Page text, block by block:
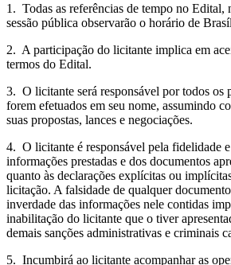
1. Todas as referências de tempo no Edital,
sessão pública observarão o horário de
2. A participação do licitante implica em
termos do Edital.
3. O licitante será responsável por todos os
forem efetuados em seu nome, assumindo
suas propostas, lances e negociações.
4. O licitante é responsável pela fidelidade
informações prestadas e dos documentos
quanto às declarações explícitas ou
licitação. A falsidade de qualquer
inverdade das informações nele contidas
inabilitação do licitante que o tiver
demais sanções administrativas e criminais
5. Incumbirá ao licitante acompanhar as